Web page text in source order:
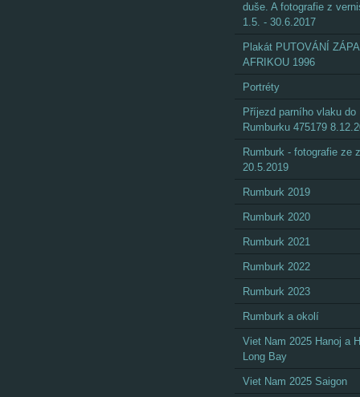
duše. A fotografie z
1.5. - 30.6.2017
Plakát PUTOVÁNÍ
AFRIKOU 1996
Portréty
Příjezd parního vlaku do
Rumburku 475179
Rumburk - fotografie ze
20.5.2019
Rumburk 2019
Rumburk 2020
Rumburk 2021
Rumburk 2022
Rumburk 2023
Rumburk a okolí
Viet Nam 2025 Hanoj a
Long Bay
Viet Nam 2025 Saigon